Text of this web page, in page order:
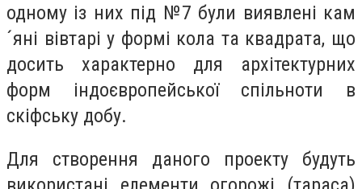
одному із них під №7 були виявлені кам
´яні вівтарі у формі кола та квадрата, що
досить характерно для архітектурних
форм індоєвропейської спільноти в
скіфську добу.
Для створення даного проекту будуть